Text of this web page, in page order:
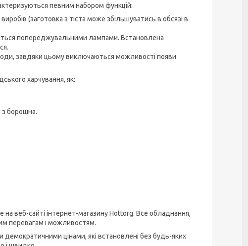
певним набором функцій:
(заготовка з тіста може збільшуватись в обсязі в
попереджувальними лампами. Встановлена
завдяки цьому виключаються можливості появи
харчування, як:
з борошна.
веб-сайті інтернет-магазину Hottorg. Все обладнання,
перевагам і можливостям.
цінами, які встановлені без будь-яких